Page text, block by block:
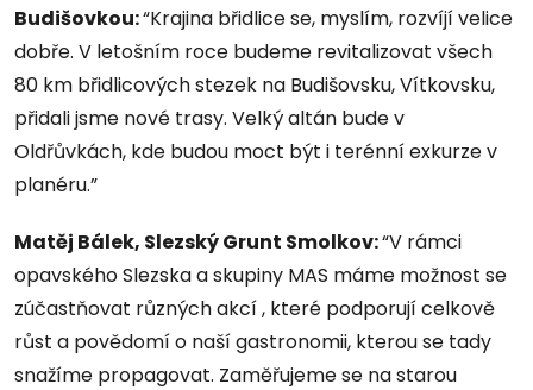
Budišovkou:“Krajina břidlice se, myslím, rozvíjí velice
dobře. V letošním roce budeme revitalizovat všech
80 km břidlicových stezek na Budišovsku, Vítkovsku,
přidali jsme nové trasy. Velký altán bude v
Oldřůvkách, kde budou moct být i terénní exkurze v
planéru.”
Matěj Bálek, Slezský Grunt Smolkov:“V rámci
opavského Slezska a skupiny MAS máme možnost se
zúčastňovat různých akcí , které podporují celkově
růst a povědomí o naší gastronomii, kterou se tady
snažíme propagovat. Zaměřujeme se na starou